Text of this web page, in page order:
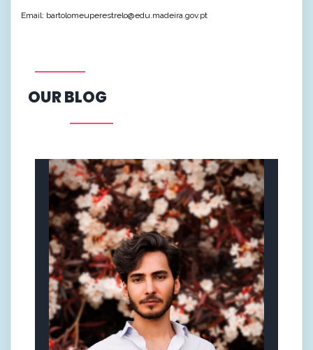
Email: bartolomeuperestrelo@edu.madeira.gov.pt
OUR BLOG